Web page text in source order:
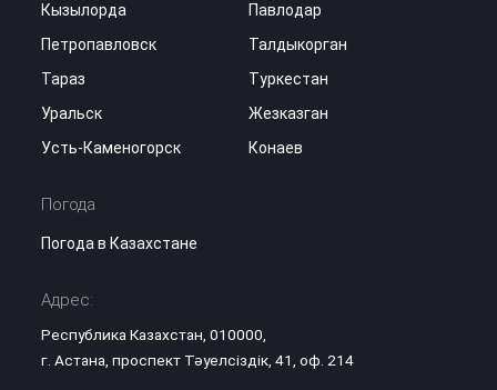
Кызылорда
Павлодар
Петропавловск
Талдыкорган
Тараз
Туркестан
Уральск
Жезказган
Усть-Каменогорск
Конаев
Погода
Погода в Казахстане
Адрес:
Республика Казахстан, 010000,
г. Астана, проспект Тәуелсіздік, 41, оф. 214